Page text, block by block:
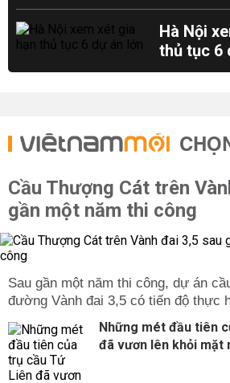
Hà Nội
thủ tục 6
Cầu Thượng Cát trên
gần một năm thi công
Sau gần một năm thi công, dự án
đường Vành đai 3,5 có tiến độ thực
Những mét đầu tiên
đã vươn lên khỏi mặt